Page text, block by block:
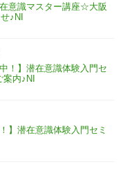
意識マスター講座☆大阪
♪NI
！】潜在意識体験入門セ
内♪NI
】潜在意識体験入門セミ